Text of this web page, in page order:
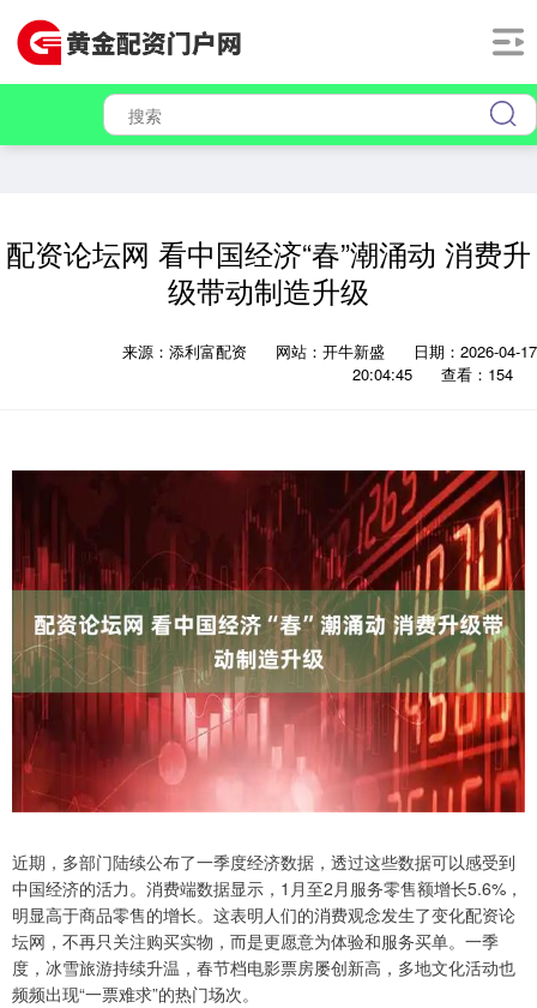
配资论坛网 看中国经济“春”潮涌动 消费升
级带动制造升级
来源：添利富配资 网站：开牛新盛
日期：2026-04-17
20:04:45
查看：154
近期，多部门陆续公布了一季度经济数据，透过这些数据可以感受到
中国经济的活力。消费端数据显示，1月至2月服务零售额增长5.6%，
明显高于商品零售的增长。这表明人们的消费观念发生了变化配资论
坛网，不再只关注购买实物，而是更愿意为体验和服务买单。一季
度，冰雪旅游持续升温，春节档电影票房屡创新高，多地文化活动也
频频出现“一票难求”的热门场次。